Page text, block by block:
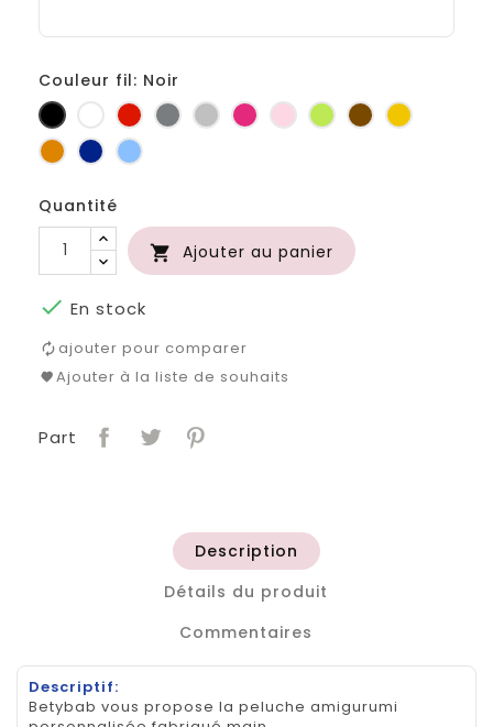
Couleur fil: Noir
Noir BlancRougeGris
foncé
Gris
clair
Fuchsia
RoseAnis MarronJaune
OrangeMarineBleu
Quantité
 Ajouter au panier
 En stock
ajouter pour comparer
Ajouter à la liste de souhaits
Part
Description
Détails du produit
Commentaires
Descriptif:
Betybab vous propose la peluche amigurumi